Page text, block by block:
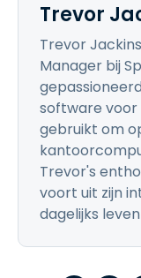
Trevor
Trevor
Manager bij
software voor
gebruikt om
Trevor's
voort uit zijn
dagelijks